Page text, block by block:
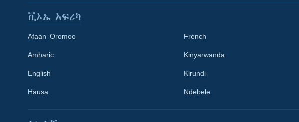
Learning English
ቪኦኤ አፍሪካ
Afaan Oromoo
Amharic
English
Hausa
French
Kinyarwanda
Kirundi
Ndebele